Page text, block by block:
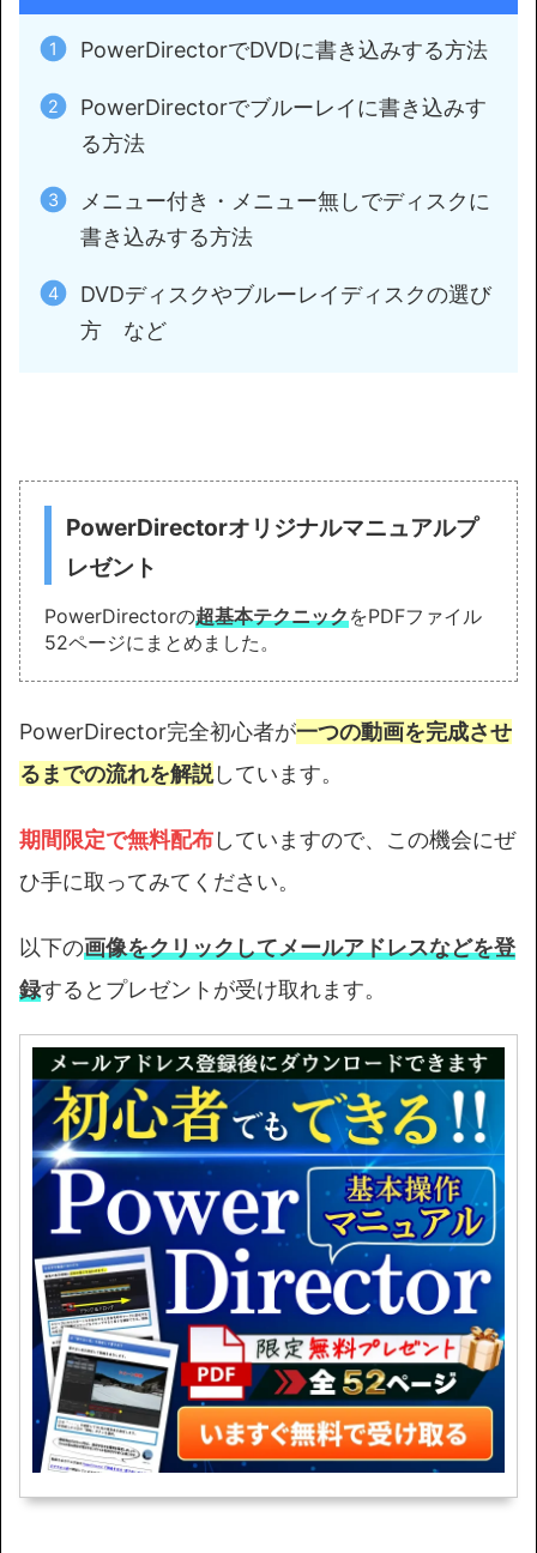
PowerDirectorでDVDに書き込みする方法
PowerDirectorでブルーレイに書き込みす
る方法
メニュー付き・メニュー無しでディスクに
書き込みする方法
DVDディスクやブルーレイディスクの選び
方 など
PowerDirectorオリジナルマニュアルプ
レゼント
PowerDirectorの超基本テクニックをPDFファイル
52ページにまとめました。
PowerDirector完全初心者が一つの動画を完成させ
るまでの流れを解説しています。
期間限定で無料配布していますので、この機会にぜ
ひ手に取ってみてください。
以下の画像をクリックしてメールアドレスなどを登
録するとプレゼントが受け取れます。